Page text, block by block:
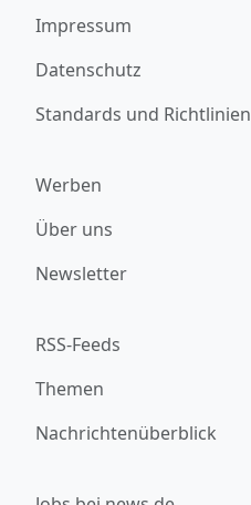
Impressum
Datenschutz
Standards und Richtlinien
Werben
Über uns
Newsletter
RSS-Feeds
Themen
Nachrichtenüberblick